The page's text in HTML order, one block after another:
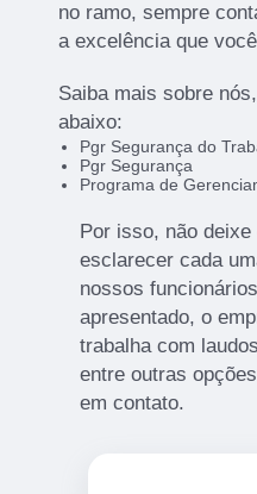
no ramo, sempre
a excelência que
Saiba mais sobre
abaixo:
Pgr Segurança do
Pgr Segurança
Programa de
Por isso, não
esclarecer cada
nossos
apresentado, o
trabalha com
entre outras
em contato.